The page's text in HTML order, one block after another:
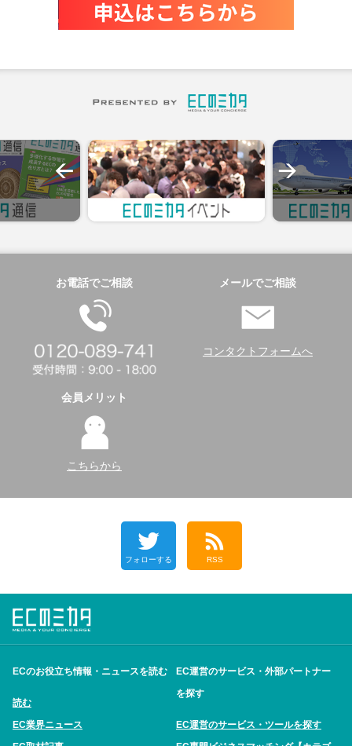
お電話でご相談 メールでご相談
コンタクトフォームへ
会員メリット
こちらから
フォローする RSS
ECのお役立ち情報・ニュースを読む
読む
EC業界ニュース
EC運営のサービス・外部パートナー
を探す
EC運営のサービス・ツールを探す